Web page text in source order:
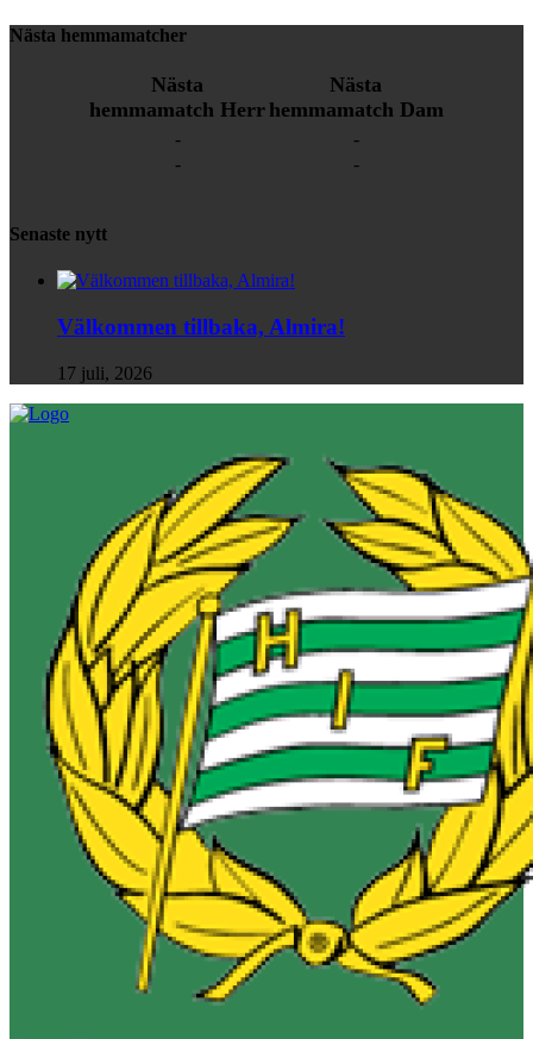
Nästa hemmamatcher
Nästa
hemmamatch Herr
-
-
Nästa
hemmamatch Dam
-
-
Senaste nytt
Välkommen tillbaka, Almira!
17 juli, 2026